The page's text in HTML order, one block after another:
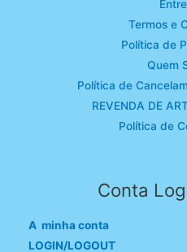
Termos e
Política de
Quem
Política de
REVENDA DE
Política de
Conta
A minha conta
LOGIN/LOGOUT